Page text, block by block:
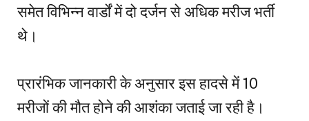
समेत विभिन्न वार्डों में दो दर्जन से अधिक मरीज भर्ती
थे।
प्रारंभिक जानकारी के अनुसार इस हादसे में 10
मरीजों की मौत होने की आशंका जताई जा रही है।